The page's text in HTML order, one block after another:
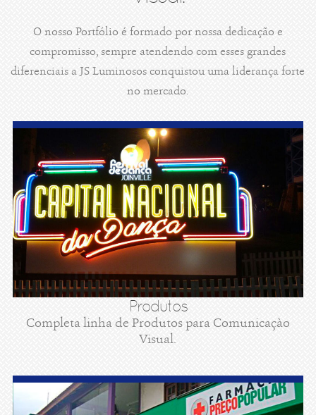
O nosso Portfólio é formado por nossa dedicação e
compromisso, sempre atendendo com esses grandes
diferenciais a JS Luminosos conquistou uma liderança forte
no mercado.
Produtos
Completa linha de Produtos para Comunicaçào
Visual.